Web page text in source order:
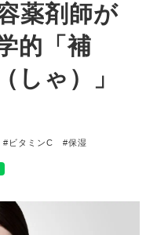
薬剤師が
的「補
しゃ）」
#ビタミンC #保湿